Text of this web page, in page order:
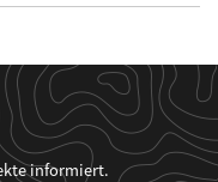
informiert.